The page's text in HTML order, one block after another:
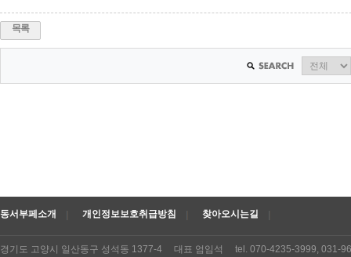
목록
동서부페소개 개인정보보호취급방침 찾아오시는길
경기도 고양시 일산동구 성석동 1377-4 대표 엄임석 tel. 070-4235-3999,